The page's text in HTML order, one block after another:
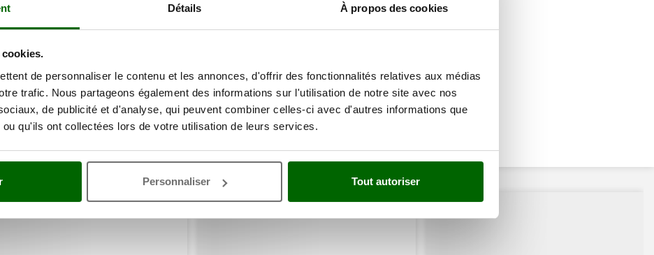
Détails À propos des cookies
de personnaliser le contenu et les annonces, d'offrir des fonctionnalités relatives aux médias
trafic. Nous partageons également des informations sur l'utilisation de notre site avec nos
de publicité et d'analyse, qui peuvent combiner celles-ci avec d'autres informations que
qu'ils ont collectées lors de votre utilisation de leurs services.
Personnaliser Tout autoriser
ont consulté également ces articles: